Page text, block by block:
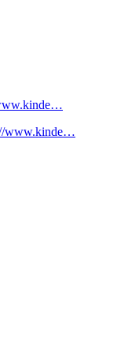
www.kinde…